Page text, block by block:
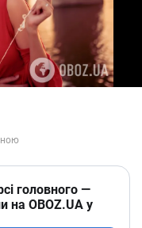
головного —
на OBOZ.UA у